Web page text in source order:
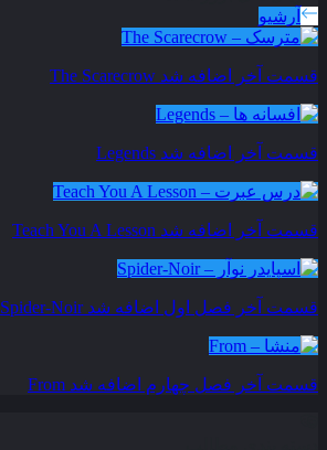
آرشیو
قسمت آخر اضافه شد The Scarecrow
قسمت آخر اضافه شد Legends
قسمت آخر اضافه شد Teach You A Lesson
قسمت آخر فصل اول اضافه شد Spider-Noir
قسمت آخر فصل چهارم اضافه شد From